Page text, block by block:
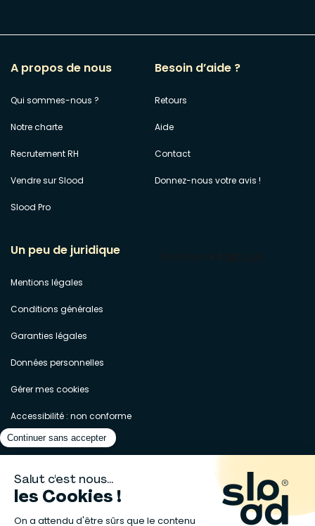
A propos de nous
Qui sommes-nous ?
Notre charte
Recrutement RH
Vendre sur Slood
Slood Pro
Besoin d’aide ?
Retours
Aide
Contact
Donnez-nous votre avis !
Un peu de juridique
Mentions légales
Conditions générales
Garanties légales
Données personnelles
Gérer mes cookies
Accessibilité : non conforme